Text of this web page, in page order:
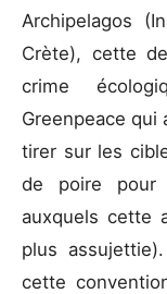
Archipelagos
Crète), cette
crime
Greenpeace qui
tirer sur les
de poire pour
auxquels cette
plus
cette